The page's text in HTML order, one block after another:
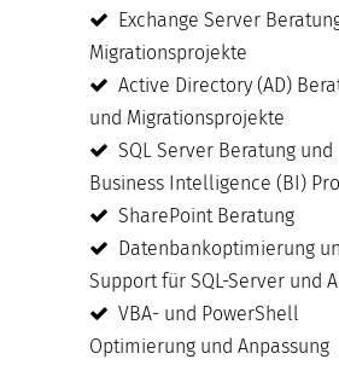
Exchange Server
Migrationsprojekte
Active Directory (AD)
und Migrationsprojekte
SQL Server Beratung und
Business Intelligence (BI)
SharePoint Beratung
Datenbankoptimierung
Support für SQL-Server und
VBA- und PowerShell
Optimierung und Anpassung